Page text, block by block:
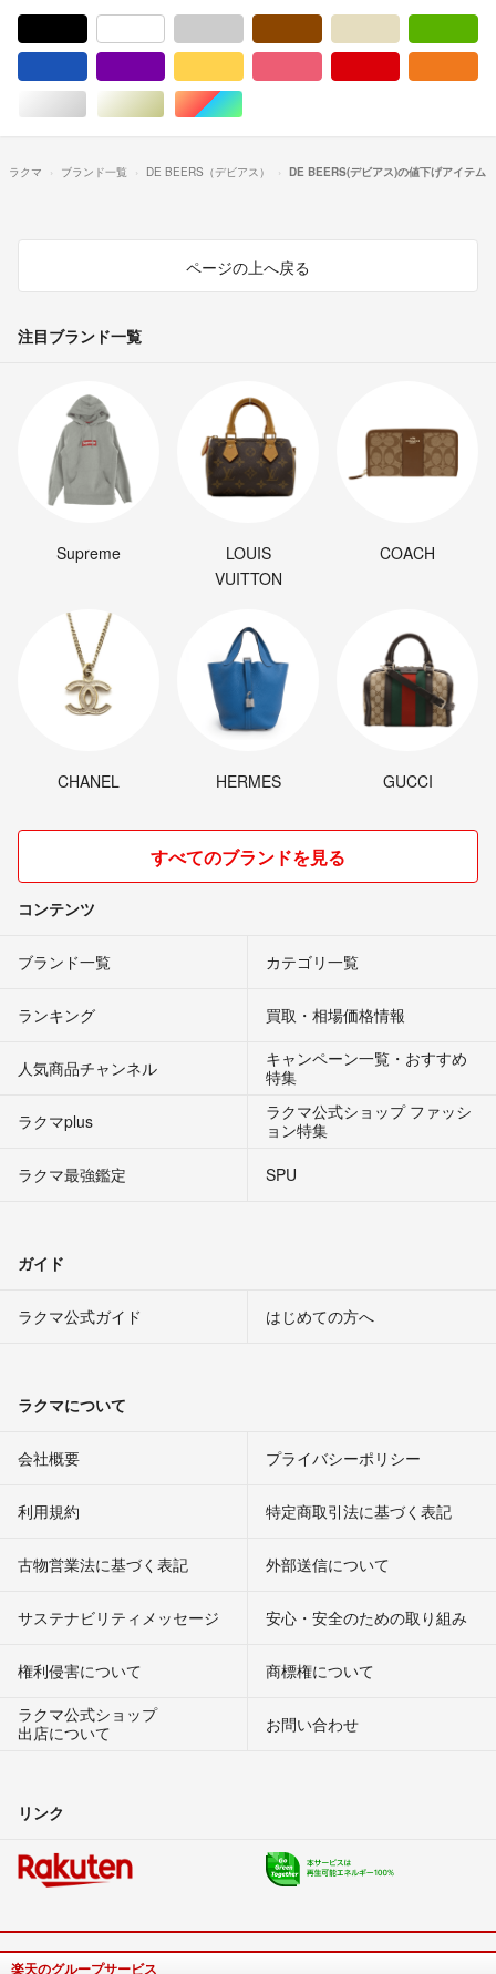
シルバー/銀色系ゴールド/金色系マルチカラー
ラクマ ブランド一覧 DE BEERS（デビアス） DE BEERS(デビアス)の値下げアイテム
ページの上へ戻る
注目ブランド一覧
Supreme
LOUIS
VUITTON
COACH
CHANEL HERMES GUCCI
すべてのブランドを見る
コンテンツ
ブランド一覧 カテゴリ一覧
ランキング 買取・相場価格情報
人気商品チャンネル
キャンペーン一覧・おすすめ
特集
ラクマplus
ラクマ公式ショップ ファッシ
ョン特集
ラクマ最強鑑定
SPU
ガイド
ラクマ公式ガイド はじめての方へ
ラクマについて
会社概要 プライバシーポリシー
利用規約 特定商取引法に基づく表記
古物営業法に基づく表記 外部送信について
サステナビリティメッセージ 安心・安全のための取り組み
権利侵害について
商標権について
ラクマ公式ショップ
出店について
お問い合わせ
リンク
楽天のグループサービス